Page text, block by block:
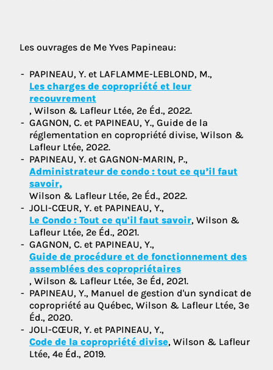
Les ouvrages de Me Yves Papineau:
PAPINEAU, Y. et LAFLAMME-LEBLOND, M.,
Les charges de copropriété et leur
recouvrement
, Wilson & Lafleur Ltée, 2e Éd., 2022.
GAGNON, C. et PAPINEAU, Y., Guide de la
réglementation en copropriété divise, Wilson &
Lafleur Ltée, 2022.
PAPINEAU, Y. et GAGNON-MARIN, P.,
Administrateur de condo : tout ce qu’il faut
savoir,
Wilson & Lafleur Ltée, 2e Éd., 2022.
JOLI-CŒUR, Y. et PAPINEAU, Y.,
Le Condo : Tout ce qu'il faut savoir, Wilson &
Lafleur Ltée, 2e Éd., 2021.
GAGNON, C. et PAPINEAU, Y.,
Guide de procédure et de fonctionnement des
assemblées des copropriétaires
, Wilson & Lafleur Ltée, 3e Éd, 2021.
PAPINEAU, Y., Manuel de gestion d'un syndicat de
copropriété au Québec, Wilson & Lafleur Ltée, 3e
Éd., 2020.
JOLI-CŒUR, Y. et PAPINEAU, Y.,
Code de la copropriété divise, Wilson & Lafleur
Ltée, 4e Éd., 2019.